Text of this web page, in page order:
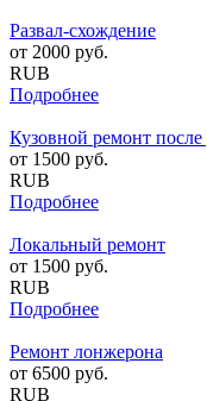
Развал-схождение
от 2000 руб.
RUB
Подробнее
Кузовной ремонт
от 1500 руб.
RUB
Подробнее
Локальный ремонт
от 1500 руб.
RUB
Подробнее
Ремонт лонжерона
от 6500 руб.
RUB